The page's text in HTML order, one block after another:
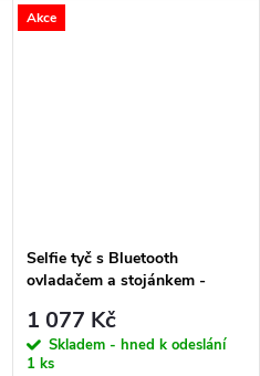
Akce
Selfie tyč s Bluetooth
ovladačem a stojánkem -
Beige
1 077 Kč
Skladem - hned k odeslání
1 ks